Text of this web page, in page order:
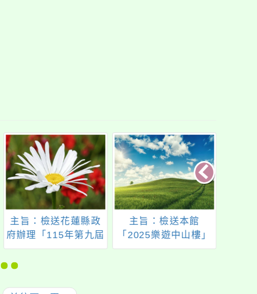
主旨：檢送花蓮縣政
府辦理「115年第九屆
花蓮蘭亭大會全國
賽」實施計畫1份，請
主旨：檢送本館
「2025樂遊中山樓」
偏鄉學校及弱勢學生